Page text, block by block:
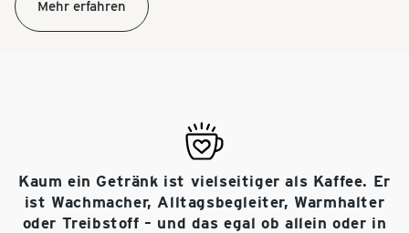
Mehr erfahren
Kaum ein Getränk ist vielseitiger als Kaffee. Er
ist Wachmacher, Alltagsbegleiter, Warmhalter
oder Treibstoff – und das egal ob allein oder in